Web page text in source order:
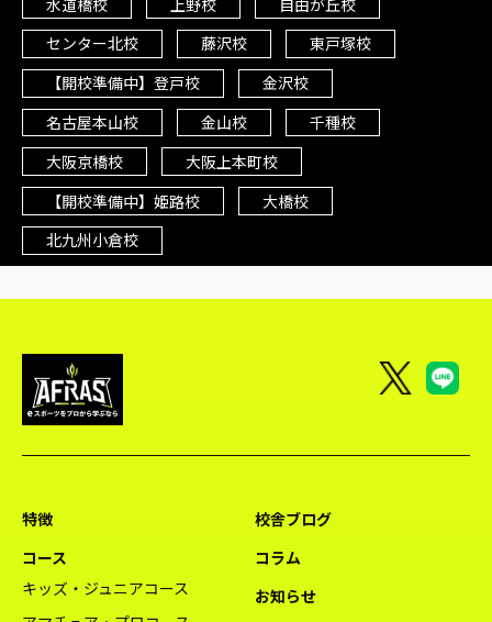
センター北校
藤沢校
東戸塚校
【開校準備中】登戸校
金沢校
名古屋本山校
金山校
千種校
大阪京橋校
大阪上本町校
【開校準備中】姫路校
大橋校
北九州小倉校
特徴
コース
キッズ・ジュニアコース
校舎ブログ
コラム
お知らせ